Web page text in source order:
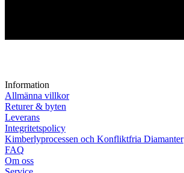
Information
Allmänna villkor
Returer & byten
Leverans
Integritetspolicy
Kimberlyprocessen och Konfliktfria Diamanter
FAQ
Om oss